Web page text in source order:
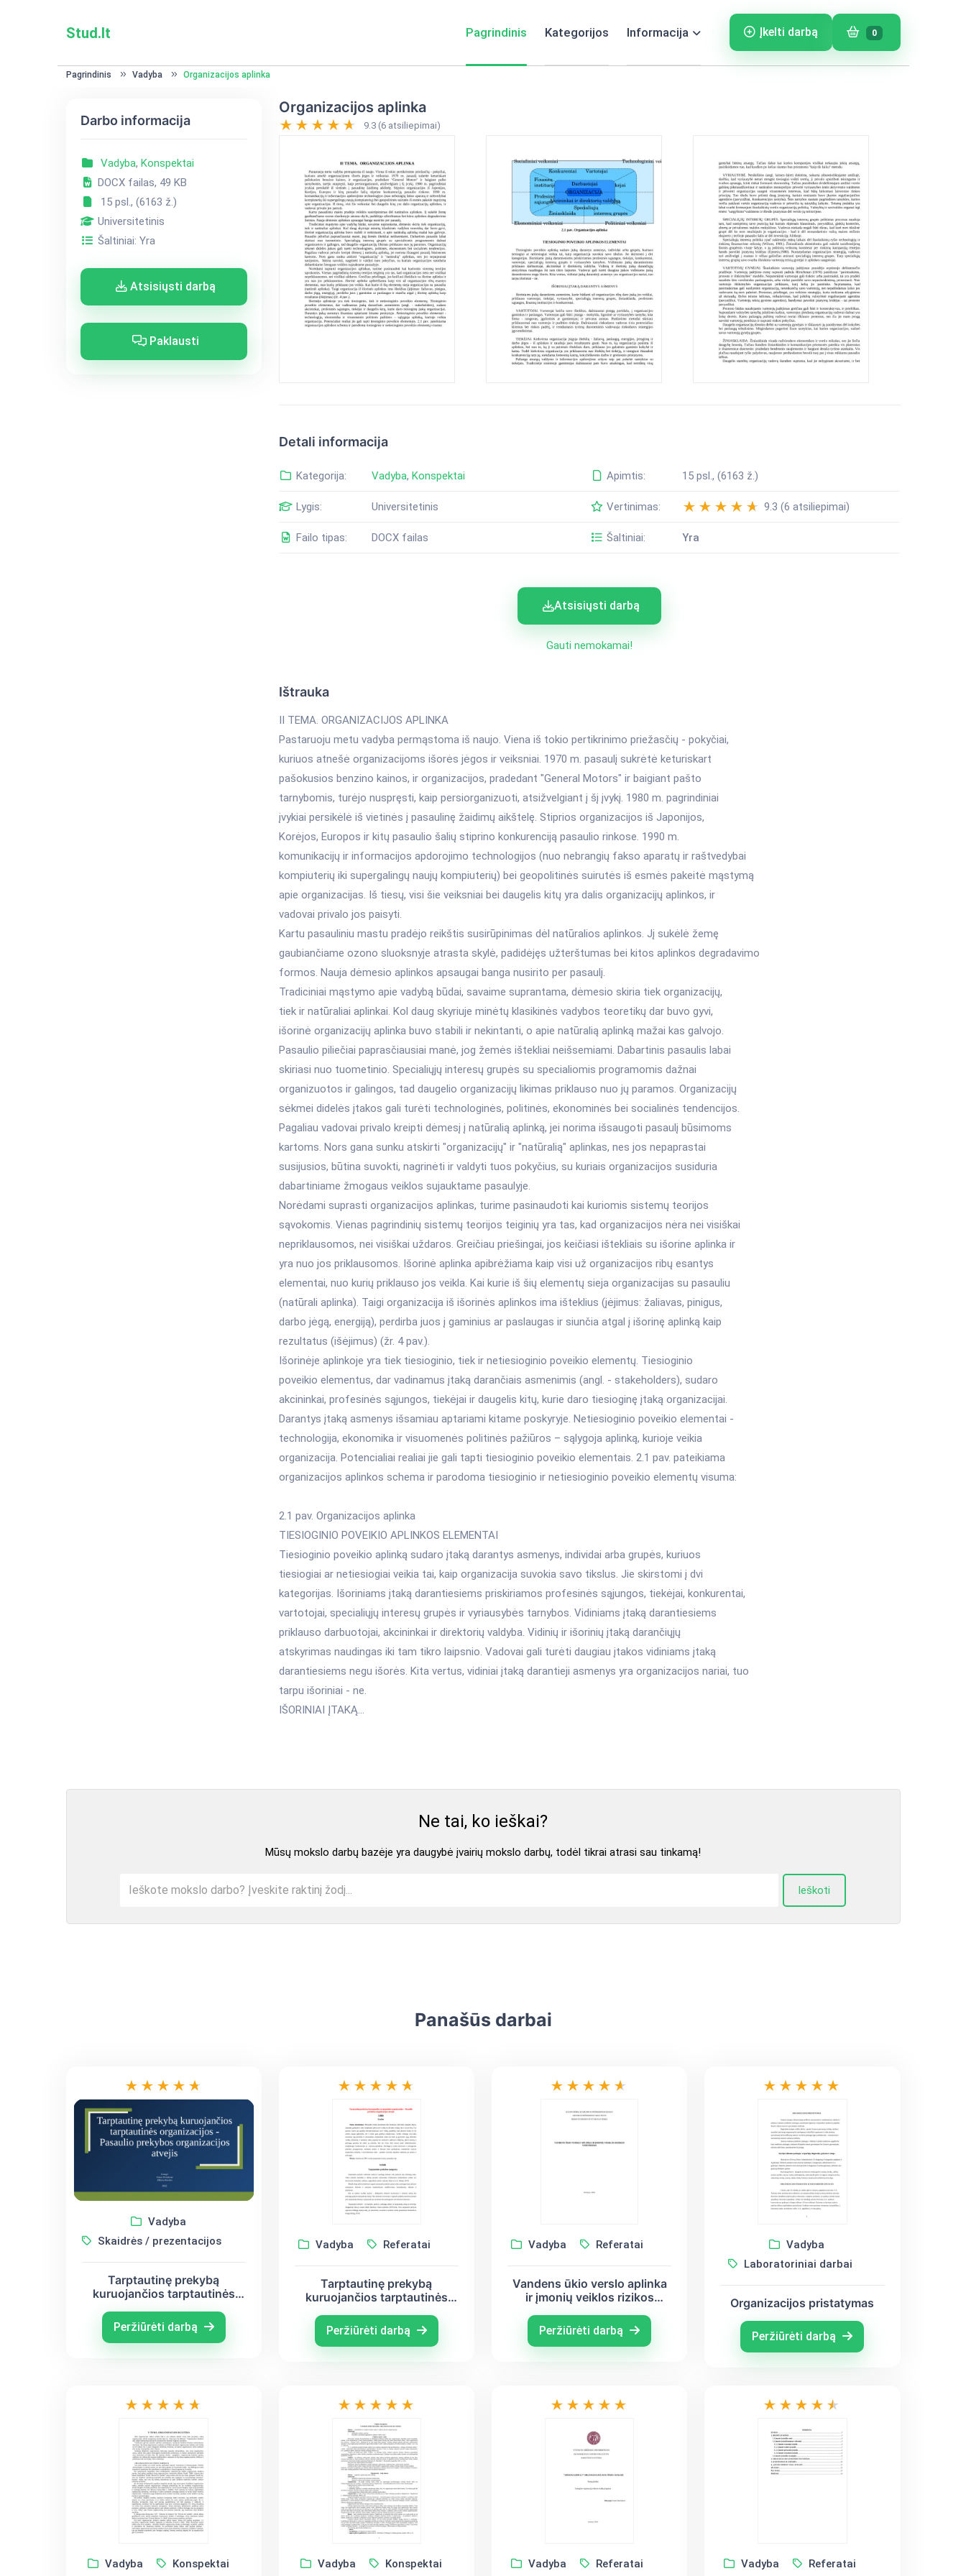
Stud.lt Pagrindinis Kategorijos Informacija Įkelti darbą 0
Pagrindinis Vadyba Organizacijos aplinka
Darbo informacija
Vadyba, Konspektai
DOCX failas, 49 KB
15 psl., (6163 ž.)
Universitetinis
Šaltiniai: Yra
Atsisiųsti darbą
Paklausti
Organizacijos aplinka
9.3 (6 atsiliepimai)
Detali informacija
Kategorija: Vadyba, Konspektai
Lygis: Universitetinis
Failo tipas: DOCX failas
Apimtis: 15 psl., (6163 ž.)
Vertinimas: 9.3 (6 atsiliepimai)
Šaltiniai: Yra
Atsisiųsti darbą
Gauti nemokamai!
Ištrauka
II TEMA. ORGANIZACIJOS APLINKA
Pastaruoju metu vadyba permąstoma iš naujo. Viena iš tokio pertikrinimo priežasčių - pokyčiai,
kuriuos atnešė organizacijoms išorės jėgos ir veiksniai. 1970 m. pasaulį sukrėtė keturiskart
pašokusios benzino kainos, ir organizacijos, pradedant "General Motors" ir baigiant pašto
tarnybomis, turėjo nuspręsti, kaip persiorganizuoti, atsižvelgiant į šį įvykį. 1980 m. pagrindiniai
įvykiai persikėlė iš vietinės į pasaulinę žaidimų aikštelę. Stiprios organizacijos iš Japonijos,
Korėjos, Europos ir kitų pasaulio šalių stiprino konkurenciją pasaulio rinkose. 1990 m.
komunikacijų ir informacijos apdorojimo technologijos (nuo nebrangių fakso aparatų ir raštvedybai
kompiuterių iki supergalingų naujų kompiuterių) bei geopolitinės suirutės iš esmės pakeitė mąstymą
apie organizacijas. Iš tiesų, visi šie veiksniai bei daugelis kitų yra dalis organizacijų aplinkos, ir
vadovai privalo jos paisyti.
Kartu pasauliniu mastu pradėjo reikštis susirūpinimas dėl natūralios aplinkos. Jį sukėlė žemę
gaubiančiame ozono sluoksnyje atrasta skylė, padidėjęs užterštumas bei kitos aplinkos degradavimo
formos. Nauja dėmesio aplinkos apsaugai banga nusirito per pasaulį.
Tradiciniai mąstymo apie vadybą būdai, savaime suprantama, dėmesio skiria tiek organizacijų,
tiek ir natūraliai aplinkai. Kol daug skyriuje minėtų klasikinės vadybos teoretikų dar buvo gyvi,
išorinė organizacijų aplinka buvo stabili ir nekintanti, o apie natūralią aplinką mažai kas galvojo.
Pasaulio piliečiai paprasčiausiai manė, jog žemės ištekliai neišsemiami. Dabartinis pasaulis labai
skiriasi nuo tuometinio. Specialiųjų interesų grupės su specialiomis programomis dažnai
organizuotos ir galingos, tad daugelio organizacijų likimas priklauso nuo jų paramos. Organizacijų
sėkmei didelės įtakos gali turėti technologinės, politinės, ekonominės bei socialinės tendencijos.
Pagaliau vadovai privalo kreipti dėmesį į natūralią aplinką, jei norima išsaugoti pasaulį būsimoms
kartoms. Nors gana sunku atskirti "organizacijų" ir "natūralią" aplinkas, nes jos nepaprastai
susijusios, būtina suvokti, nagrinėti ir valdyti tuos pokyčius, su kuriais organizacijos susiduria
dabartiniame žmogaus veiklos sujauktame pasaulyje.
Norėdami suprasti organizacijos aplinkas, turime pasinaudoti kai kuriomis sistemų teorijos
sąvokomis. Vienas pagrindinių sistemų teorijos teiginių yra tas, kad organizacijos nėra nei visiškai
nepriklausomos, nei visiškai uždaros. Greičiau priešingai, jos keičiasi ištekliais su išorine aplinka ir
yra nuo jos priklausomos. Išorinė aplinka apibrėžiama kaip visi už organizacijos ribų esantys
elementai, nuo kurių priklauso jos veikla. Kai kurie iš šių elementų sieja organizacijas su pasauliu
(natūrali aplinka). Taigi organizacija iš išorinės aplinkos ima išteklius (įėjimus: žaliavas, pinigus,
darbo jėgą, energiją), perdirba juos į gaminius ar paslaugas ir siunčia atgal į išorinę aplinką kaip
rezultatus (išėjimus) (žr. 4 pav.).
Išorinėje aplinkoje yra tiek tiesioginio, tiek ir netiesioginio poveikio elementų. Tiesioginio
poveikio elementus, dar vadinamus įtaką darančiais asmenimis (angl. - stakeholders), sudaro
akcininkai, profesinės sąjungos, tiekėjai ir daugelis kitų, kurie daro tiesioginę įtaką organizacijai.
Darantys įtaką asmenys išsamiau aptariami kitame poskyryje. Netiesioginio poveikio elementai -
technologija, ekonomika ir visuomenės politinės pažiūros – sąlygoja aplinką, kurioje veikia
organizacija. Potencialiai realiai jie gali tapti tiesioginio poveikio elementais. 2.1 pav. pateikiama
organizacijos aplinkos schema ir parodoma tiesioginio ir netiesioginio poveikio elementų visuma:
2.1 pav. Organizacijos aplinka
TIESIOGINIO POVEIKIO APLINKOS ELEMENTAI
Tiesioginio poveikio aplinką sudaro įtaką darantys asmenys, individai arba grupės, kuriuos
tiesiogiai ar netiesiogiai veikia tai, kaip organizacija suvokia savo tikslus. Jie skirstomi į dvi
kategorijas. Išoriniams įtaką darantiesiems priskiriamos profesinės sąjungos, tiekėjai, konkurentai,
vartotojai, specialiųjų interesų grupės ir vyriausybės tarnybos. Vidiniams įtaką darantiesiems
priklauso darbuotojai, akcininkai ir direktorių valdyba. Vidinių ir išorinių įtaką darančiųjų
atskyrimas naudingas iki tam tikro laipsnio. Vadovai gali turėti daugiau įtakos vidiniams įtaką
darantiesiems negu išorės. Kita vertus, vidiniai įtaką darantieji asmenys yra organizacijos nariai, tuo
tarpu išoriniai - ne.
IŠORINIAI ĮTAKĄ...
Ne tai, ko ieškai?
Mūsų mokslo darbų bazėje yra daugybė įvairių mokslo darbų, todėl tikrai atrasi sau tinkamą!
Ieškoti
Panašūs darbai
Vadyba
Skaidrės / prezentacijos
Tarptautinę prekybą
kuruojančios tarptautinės
prekybos organizacijos
atvejis
Peržiūrėti darbą
Vadyba Referatai
Tarptautinę prekybą
kuruojančios tarptautinės
prekybos organizacijos
atvejis
Peržiūrėti darbą
Vadyba Referatai
Vandens ūkio verslo aplinka
ir įmonių veiklos rizikos
Peržiūrėti darbą
Vadyba
Laboratoriniai darbai
Organizacijos pristatymas
Peržiūrėti darbą
Vadyba Konspektai Vadyba Konspektai Vadyba Referatai Vadyba Referatai